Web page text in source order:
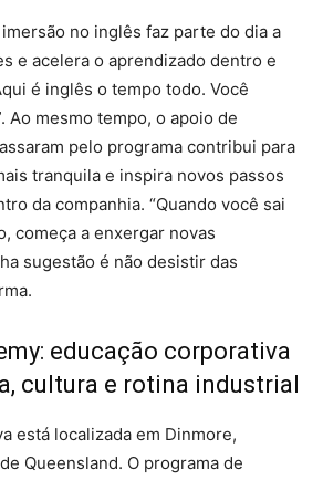
no inglês faz parte do dia a
e acelera o aprendizado dentro e
é inglês o tempo todo. Você
Ao mesmo tempo, o apoio de
pelo programa contribui para
tranquila e inspira novos passos
da companhia. “Quando você sai
começa a enxergar novas
sugestão é não desistir das
educação corporativa
cultura e rotina industrial
está localizada em Dinmore,
Queensland. O programa de